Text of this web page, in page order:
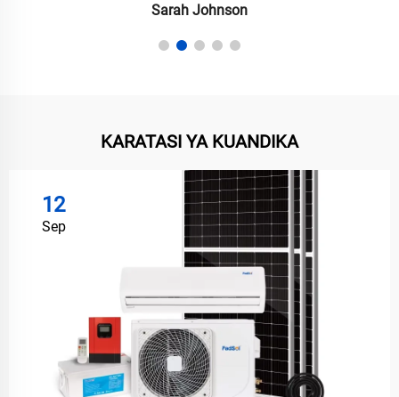
Sarah Johnson
KARATASI YA KUANDIKA
12
Sep